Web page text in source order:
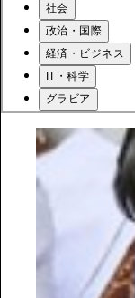
社会
政治・国際
経済・ビジネス
IT・科学
グラビア